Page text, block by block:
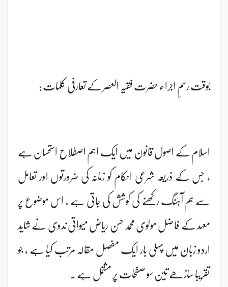
بوقت رسمِ اجراء حضرت فقیہ العصر کے تعارفی کلمات :
اسلام کے اصول قانون میں ایک اہم اصطلاح استحسان ہے
، جس کے ذریعہ شرعی احکام کو زمانہ کی ضرورتوں اور تعامل
سے ہم آہنگ رکھنے کی کوشش کی جاتی ہے ، اس موضوع پر
معہد کے فاضل مولوی محمد حسن ریاض میواتی ندوی نے شاید
اردو زبان میں پہلی بار ایک مفصل مقالہ مرتب کیا ہے ، جو
تقریبا ساڑھے تین سو صفحات پر مشتمل ہے ۔